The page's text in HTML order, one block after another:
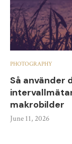
PHOTOGRAPHY
Så använder
makrobilder
June 11, 2026